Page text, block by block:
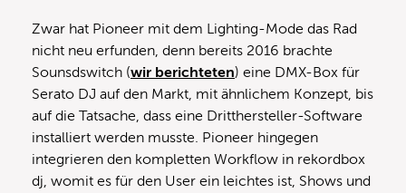
Zwar hat Pioneer mit dem Lighting-Mode das Rad
nicht neu erfunden, denn bereits 2016 brachte
Sounsdswitch (wir berichteten) eine DMX-Box für
Serato DJ auf den Markt, mit ähnlichem Konzept, bis
auf die Tatsache, dass eine Dritthersteller-Software
installiert werden musste. Pioneer hingegen
integrieren den kompletten Workflow in rekordbox
dj, womit es für den User ein leichtes ist, Shows und